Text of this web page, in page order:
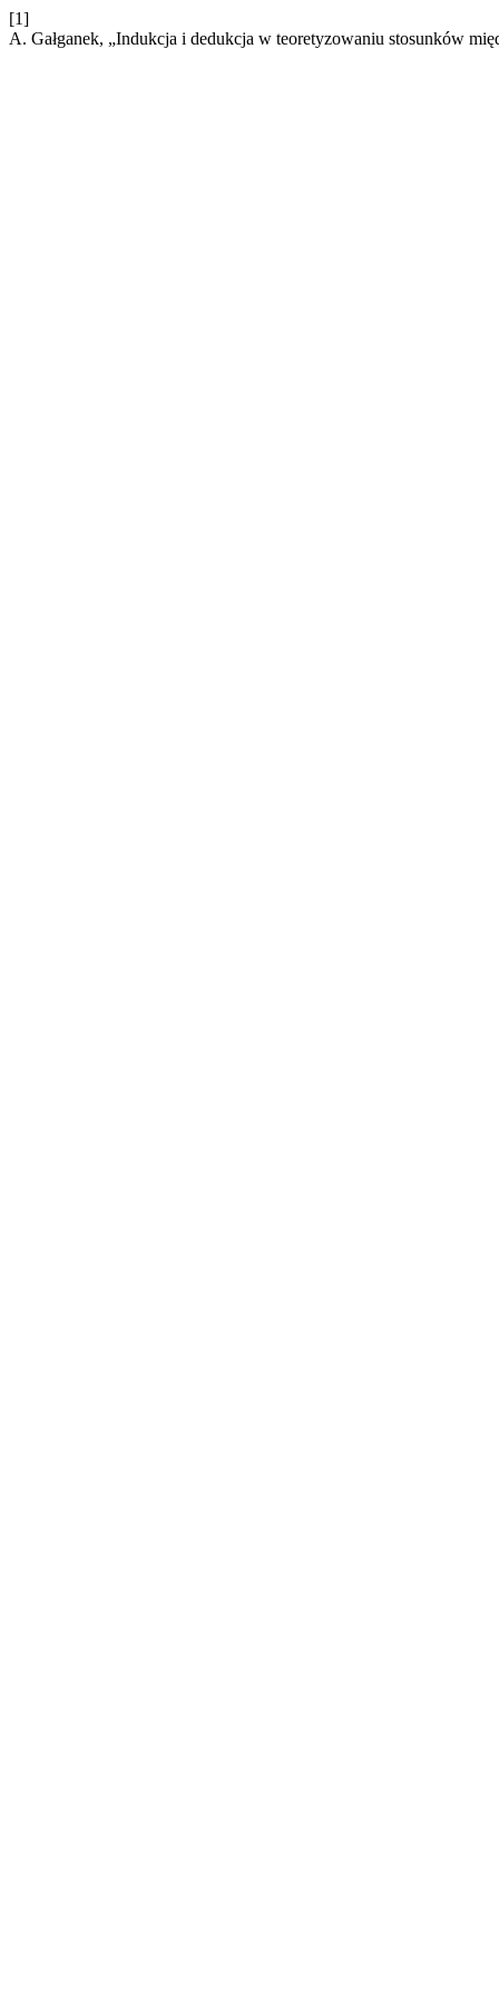
[1]
A. Gałganek, „Indukcja i dedukcja w teoretyzowaniu stosunków